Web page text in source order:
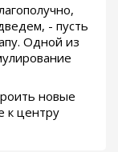
- пусть
Одной из
новые
к центру